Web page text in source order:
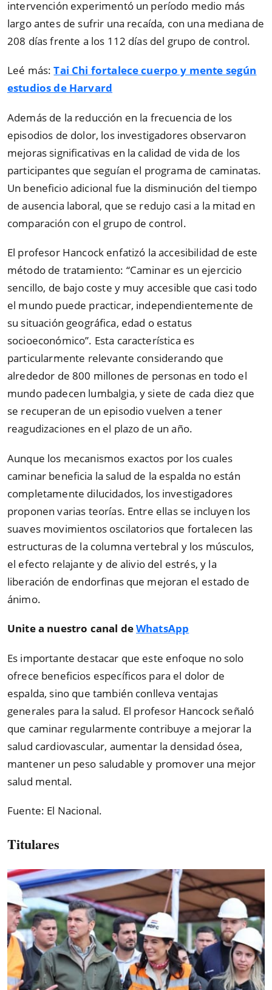
intervención experimentó un período medio más
largo antes de sufrir una recaída, con una mediana de
208 días frente a los 112 días del grupo de control.
Leé más:Tai Chi fortalece cuerpo y mente según
estudios de Harvard
Además de la reducción en la frecuencia de los
episodios de dolor, los investigadores observaron
mejoras significativas en la calidad de vida de los
participantes que seguían el programa de caminatas.
Un beneficio adicional fue la disminución del tiempo
de ausencia laboral, que se redujo casi a la mitad en
comparación con el grupo de control.
El profesor Hancock enfatizó la accesibilidad de este
método de tratamiento: “Caminar es un ejercicio
sencillo, de bajo coste y muy accesible que casi todo
el mundo puede practicar, independientemente de
su situación geográfica, edad o estatus
socioeconómico”. Esta característica es
particularmente relevante considerando que
alrededor de 800 millones de personas en todo el
mundo padecen lumbalgia, y siete de cada diez que
se recuperan de un episodio vuelven a tener
reagudizaciones en el plazo de un año.
Aunque los mecanismos exactos por los cuales
caminar beneficia la salud de la espalda no están
completamente dilucidados, los investigadores
proponen varias teorías. Entre ellas se incluyen los
suaves movimientos oscilatorios que fortalecen las
estructuras de la columna vertebral y los músculos,
el efecto relajante y de alivio del estrés, y la
liberación de endorfinas que mejoran el estado de
ánimo.
Unite a nuestro canal deWhatsApp
Es importante destacar que este enfoque no solo
ofrece beneficios específicos para el dolor de
espalda, sino que también conlleva ventajas
generales para la salud. El profesor Hancock señaló
que caminar regularmente contribuye a mejorar la
salud cardiovascular, aumentar la densidad ósea,
mantener un peso saludable y promover una mejor
salud mental.
Fuente: El Nacional.
Titulares